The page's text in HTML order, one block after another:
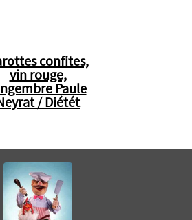
confites,
vin rouge,
Paule
/ Diétét